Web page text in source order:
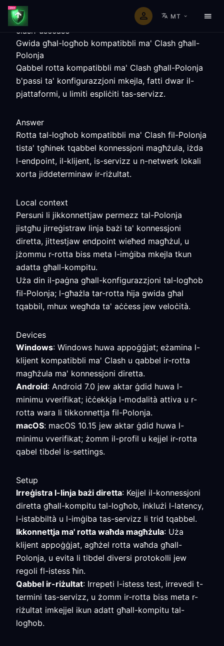
MT
clash-usecase
Gwida għal-logħob kompatibbli ma' Clash għall-
Polonja
Qabbel rotta kompatibbli ma' Clash għall-Polonja
b'passi ta' konfigurazzjoni mkejla, fatti dwar il-
pjattaformi, u limiti espliċiti tas-servizz.
Answer
Rotta tal-logħob kompatibbli ma' Clash fil-Polonja
tista' tgħinek tqabbel konnessjoni magħżula, iżda
l-endpoint, il-klijent, is-servizz u n-netwerk lokali
xorta jiddeterminaw ir-riżultat.
Local context
Persuni li jikkonnettjaw permezz tal-Polonja
jistgħu jirreġistraw linja bażi ta' konnessjoni
diretta, jittestjaw endpoint wieħed magħżul, u
jżommu r-rotta biss meta l-imġiba mkejla tkun
adatta għall-kompitu.
Uża din il-paġna għall-konfigurazzjoni tal-logħob
fil-Polonja; l-għażla tar-rotta hija gwida għal
tqabbil, mhux wegħda ta' aċċess jew veloċità.
Devices
Windows: Windows huwa appoġġjat; eżamina l-
klijent kompatibbli ma' Clash u qabbel ir-rotta
magħżula ma' konnessjoni diretta.
Android: Android 7.0 jew aktar ġdid huwa l-
minimu vverifikat; iċċekkja l-modalità attiva u r-
rotta wara li tikkonnettja fil-Polonja.
macOS: macOS 10.15 jew aktar ġdid huwa l-
minimu vverifikat; żomm il-profil u kejjel ir-rotta
qabel tibdel is-settings.
Setup
Irreġistra l-linja bażi diretta: Kejjel il-konnessjoni
diretta għall-kompitu tal-logħob, inklużi l-latency,
l-istabbiltà u l-imġiba tas-servizz li trid tqabbel.
Ikkonnettja ma' rotta waħda magħżula: Uża
klijent appoġġjat, agħżel rotta waħda għall-
Polonja, u evita li tibdel diversi protokolli jew
regoli fl-istess ħin.
Qabbel ir-riżultat: Irrepeti l-istess test, irrevedi t-
termini tas-servizz, u żomm ir-rotta biss meta r-
riżultat imkejjel ikun adatt għall-kompitu tal-
logħob.